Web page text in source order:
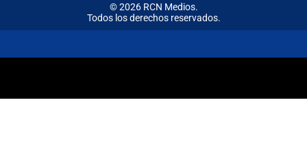
© 2026 RCN Medios.
Todos los derechos reservados.